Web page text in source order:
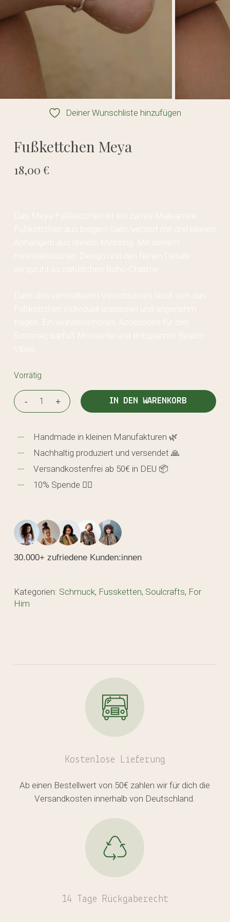
Deiner Wunschliste hinzufügen
Fußkettchen Meya
18,00 €
Das Meya Fußkettchen ist ein zartes Makramee
Fußkettchen aus beigem Garn, verziert mit drei kleinen
Anhängern aus reinem Messing. Mit seinem
minimalistischen Design und den feinen Details
versprüht es natürlichen Boho-Charme.
Dank des verstellbaren Verschlusses lässt sich das
Fußkettchen individuell anpassen und angenehm
tragen. Ein wunderschönes Accessoire für den
Sommer, barfuß Momente und entspannte Beach-
Vibes.
Vorrätig
IN DEN WARENKORB
Handmade in kleinen Manufakturen 🌿
Nachhaltig produziert und versendet 🙏
Versandkostenfrei ab 50€ in DEU 📦
10% Spende 🖐🏼
30.000+ zufriedene Kunden:innen
Kategorien: Schmuck, Fussketten, Soulcrafts, For
Him
Kostenlose Lieferung
Ab einen Bestellwert von 50€ zahlen wir für dich die
Versandkosten innerhalb von Deutschland.
14 Tage Rückgaberecht